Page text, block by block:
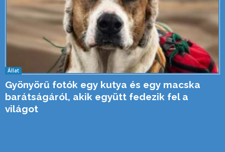
Állat
Gyönyörű fotók egy kutya és egy macska
barátságáról, akik együtt fedezik fel a
világot